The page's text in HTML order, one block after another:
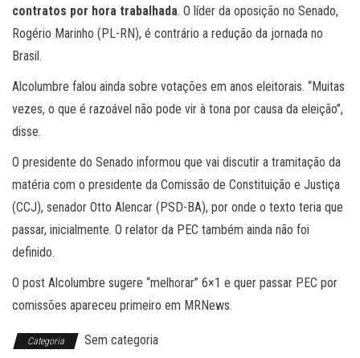
contratos por hora trabalhada. O líder da oposição no Senado,
Rogério Marinho (PL-RN), é contrário a redução da jornada no
Brasil.
Alcolumbre falou ainda sobre votações em anos eleitorais. “Muitas
vezes, o que é razoável não pode vir à tona por causa da eleição”,
disse.
O presidente do Senado informou que vai discutir a tramitação da
matéria com o presidente da Comissão de Constituição e Justiça
(CCJ), senador Otto Alencar (PSD-BA), por onde o texto teria que
passar, inicialmente. O relator da PEC também ainda não foi
definido.
O post Alcolumbre sugere “melhorar” 6×1 e quer passar PEC por
comissões apareceu primeiro em MRNews.
Categoria Sem categoria